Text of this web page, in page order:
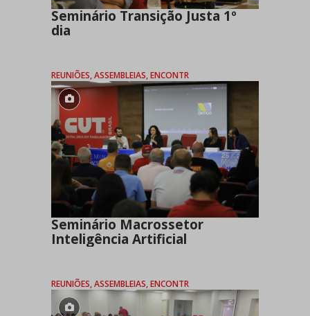
Seminário Transição Justa 1º
dia
REUNIÕES, ASSEMBLEIAS, ENCONTR
Seminário Macrossetor
Inteligência Artificial
REUNIÕES, ASSEMBLEIAS, ENCONTR